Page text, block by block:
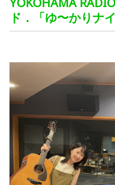
ド．「ゆ〜かりナイ